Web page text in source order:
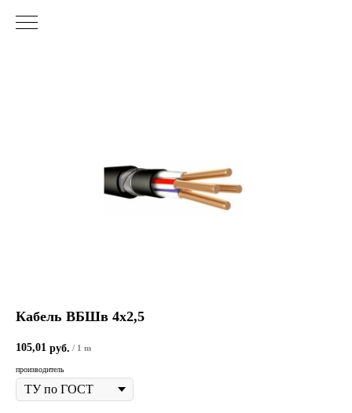
Кабель ВБШв 4х2,5
105,01 руб. / 1 m
производитель